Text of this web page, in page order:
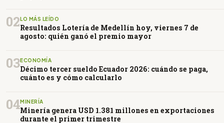
02LO MÁS LEÍDO
Resultados Lotería de Medellín hoy, viernes 7 de
agosto: quién ganó el premio mayor
03ECONOMÍA
Décimo tercer sueldo Ecuador 2026: cuándo se paga,
cuánto es y cómo calcularlo
04MINERÍA
Minería genera USD 1.381 millones en exportaciones
durante el primer trimestre